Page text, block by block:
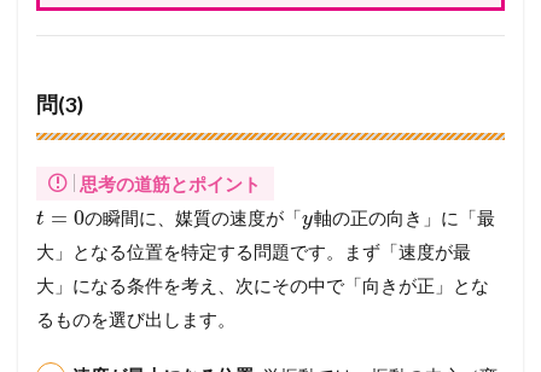
問(3)
思考の道筋とポイント
t = 0の瞬間に、媒質の速度が「y軸の正の向き」に「最
大」となる位置を特定する問題です。まず「速度が最
大」になる条件を考え、次にその中で「向きが正」とな
るものを選び出します。